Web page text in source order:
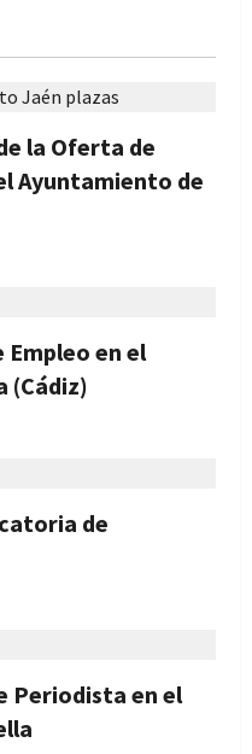
la Oferta de
Ayuntamiento de
Empleo en el
(Cádiz)
de
Periodista en el